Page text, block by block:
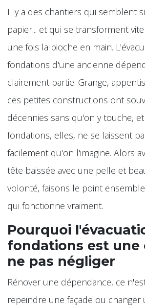
Il y a des chantiers qui semblent
papier... et qui se transforment
une fois la pioche en main.
fondations d'une ancienne
clairement partie. Grange,
ces petites constructions ont
décennies sans qu'on y touche,
fondations, elles, ne se laissent
facilement qu'on l'imagine. Alors
tête baissée avec une pelle et
volonté, faisons le point
qui fonctionne vraiment.
Pourquoi
fondations est une
ne pas négliger
Rénover une dépendance, ce
repeindre une façade ou changer